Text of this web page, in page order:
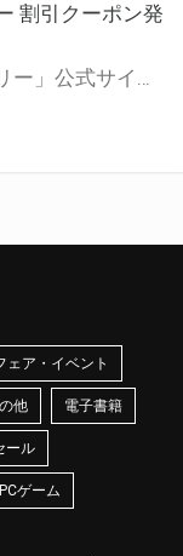
割引クーポン発
「とらのあなWEBオンリー」公式サイトでとらのあな通販の「割引クーポン」を配布中！ イベントごとに開催当日限定で使える割引クーポンのシリアルコードを発行します。 とらのあなWEBオンリーのページをチェックして、イベント当日にお得にお買い物を楽しみましょう♪ ※本キャンペーンは予告なく終了する場合がございます。 とらのあなWEBオンリーサイトはこちら
ェア・イベント
他 電子書籍
ール
PCゲーム